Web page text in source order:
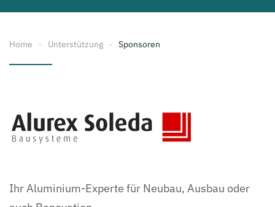
Home Unterstützung Sponsoren
Ihr Aluminium-Experte für Neubau, Ausbau oder